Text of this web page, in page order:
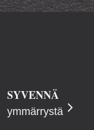
SYVENNÄ
ymmärrystä